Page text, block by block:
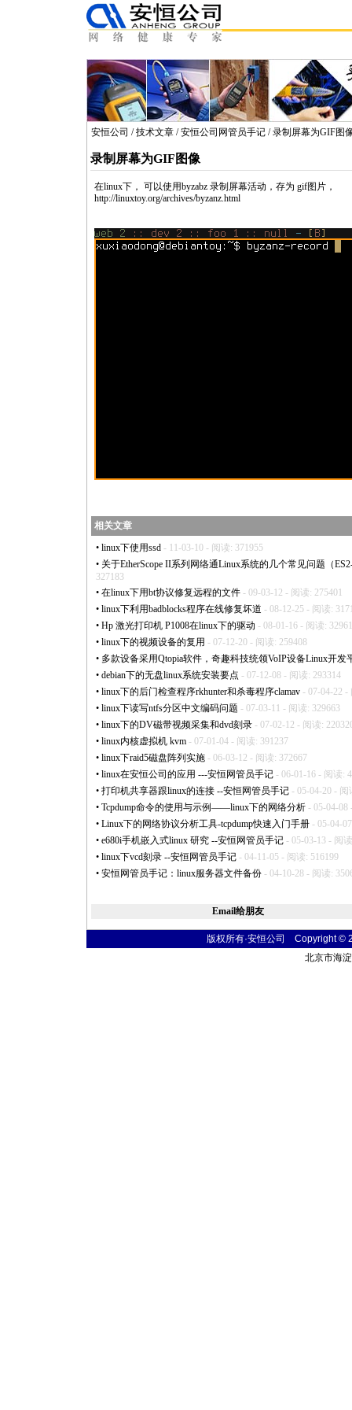
安恒公司 /技术文章 /安恒公司网管员手记 / 录制屏幕为GIF图
录制屏幕为GIF图像
在linux下， 可以使用byzabz 录制屏幕活动，存为 gif图片，
http://linuxtoy.org/archives/byzanz.html
相关文章
• linux下使用ssd - 11-03-10 - 阅读: 371955
• 关于EtherScope II系列网络通Linux系统的几个常见问题（
327183
• 在linux下用bt协议修复远程的文件 - 09-03-12 - 阅读: 275401
• linux下利用badblocks程序在线修复坏道 - 08-12-25 - 阅读:
• Hp 激光打印机 P1008在linux下的驱动 - 08-01-16 - 阅读:
• linux下的视频设备的复用 - 07-12-20 - 阅读: 259408
• 多款设备采用Qtopia软件，奇趣科技统领VoIP设备Linux开发
• debian下的无盘linux系统安装要点 - 07-12-08 - 阅读: 293314
• linux下的后门检查程序rkhunter和杀毒程序clamav - 07-04-22 -
• linux下读写ntfs分区中文编码问题 - 07-03-11 - 阅读: 329663
• linux下的DV磁带视频采集和dvd刻录 - 07-02-12 - 阅读:
• linux内核虚拟机 kvm - 07-01-04 - 阅读: 391237
• linux下raid5磁盘阵列实施 - 06-03-12 - 阅读: 372667
• linux在安恒公司的应用 ---安恒网管员手记 - 06-01-16 - 阅读:
• 打印机共享器跟linux的连接 --安恒网管员手记 - 05-04-20 - 阅
• Tcpdump命令的使用与示例——linux下的网络分析 - 05-04-08
• Linux下的网络协议分析工具-tcpdump快速入门手册 - 05-04-
• e680i手机嵌入式linux 研究 --安恒网管员手记 - 05-03-13 - 阅
• linux下vcd刻录 --安恒网管员手记 - 04-11-05 - 阅读: 516199
• 安恒网管员手记：linux服务器文件备份 - 04-10-28 - 阅读:
Email给朋友
版权所有·安恒公司 Copyright
北京市海